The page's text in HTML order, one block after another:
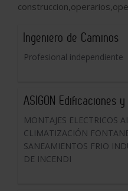
Ingeniero de Caminos
Profesional independiente
ASIGON Edificaciones
MONTAJES ELECTRICOS
CLIMATIZACIÓN
SANEAMIENTOS FRIO
DE INCENDI